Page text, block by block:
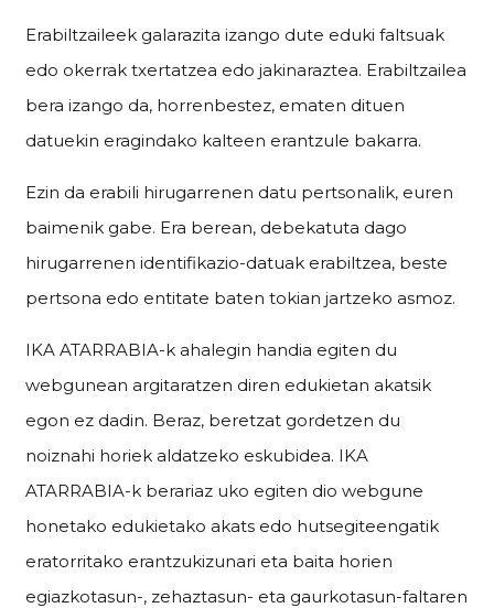
Erabiltzaileek galarazita izango dute eduki faltsuak
edo okerrak txertatzea edo jakinaraztea. Erabiltzailea
bera izango da, horrenbestez, ematen dituen
datuekin eragindako kalteen erantzule bakarra.
Ezin da erabili hirugarrenen datu pertsonalik, euren
baimenik gabe. Era berean, debekatuta dago
hirugarrenen identifikazio-datuak erabiltzea, beste
pertsona edo entitate baten tokian jartzeko asmoz.
IKA ATARRABIA-k ahalegin handia egiten du
webgunean argitaratzen diren edukietan akatsik
egon ez dadin. Beraz, beretzat gordetzen du
noiznahi horiek aldatzeko eskubidea. IKA
ATARRABIA-k berariaz uko egiten dio webgune
honetako edukietako akats edo hutsegiteengatik
eratorritako erantzukizunari eta baita horien
egiazkotasun-, zehaztasun- eta gaurkotasun-faltaren